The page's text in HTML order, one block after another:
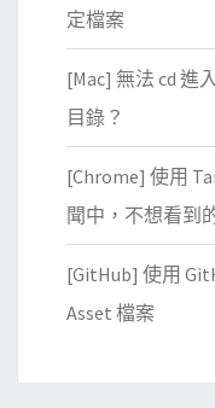
定檔案
[Mac] 無法 cd 進
目錄？
[Chrome] 使用
聞中，不想看到
[GitHub] 使用
Asset 檔案